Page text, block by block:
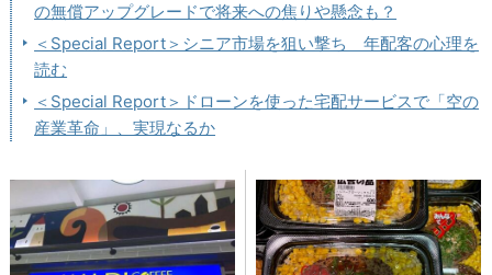
の無償アップグレードで将来への焦りや懸念も？
＜Special Report＞シニア市場を狙い撃ち 年配客の心理を
読む
＜Special Report＞ドローンを使った宅配サービスで「空の
産業革命」、実現なるか